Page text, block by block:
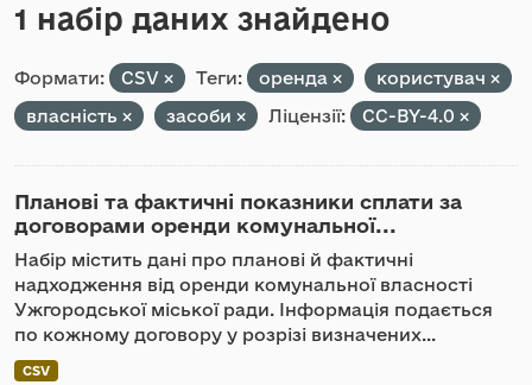
1 набір даних знайдено
Формати: CSV Теги: оренда
користувач
власність
засоби Ліцензії: CC-BY-4.0
Планові та фактичні показники сплати за
договорами оренди комунальної...
Набір містить дані про планові й фактичні
надходження від оренди комунальної власності
Ужгородської міської ради. Інформація подається
по кожному договору у розрізі визначених...
CSV